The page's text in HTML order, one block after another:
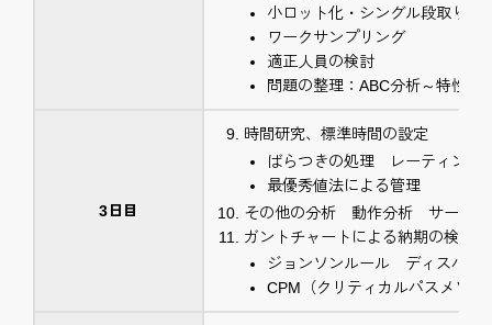
小ロット化・シングル段取りの
ワークサンプリング
適正人員の検討
問題の整理：ABC分析～特性要
3日目
時間研究、標準時間の設定
ばらつきの処理 レーティン
最優秀値法による管理
その他の分析 動作分析 サーブリ
ガントチャートによる納期の検討
ジョンソンルール ディスパッ
CPM（クリティカルパスメソッ